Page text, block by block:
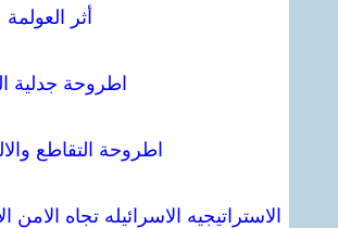
أثر
اطروحة جدلية
اطروحة التقاطع
الاستراتيجيه الاسرائيله تجاه